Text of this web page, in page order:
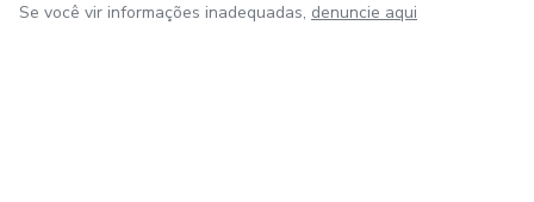
Se você vir informações inadequadas, denuncie aqui